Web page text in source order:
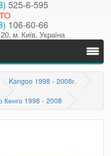
525-6-595
106-60-66
м. Київ, Україна
Kangoo 1998 - 2008г.
Кенго 1998 - 2008